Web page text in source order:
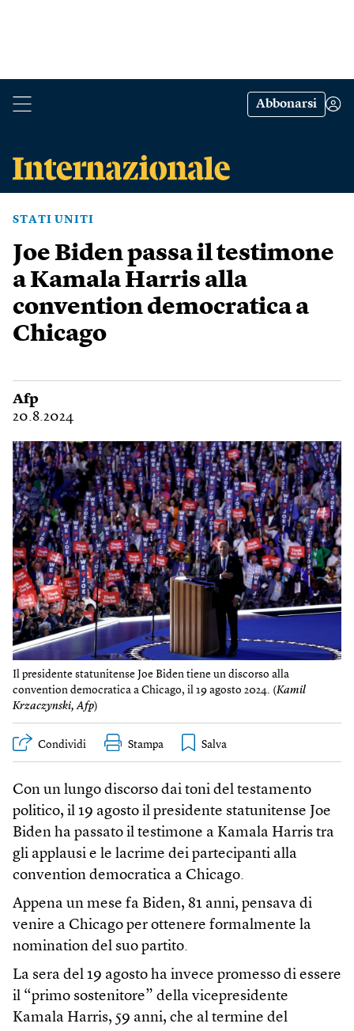
Abbonarsi
STATI UNITI
Joe Biden passa il testimone
a Kamala Harris alla
convention democratica a
Chicago
Afp
20.8.2024
Il presidente statunitense Joe Biden tiene un discorso alla
convention democratica a Chicago, il 19 agosto 2024. (Kamil
Krzaczynski, Afp)
Condividi Stampa
Con un lungo discorso dai toni del testamento
politico, il 19 agosto il presidente statunitense Joe
Biden ha passato il testimone a Kamala Harris tra
gli applausi e le lacrime dei partecipanti alla
convention democratica a Chicago.
Appena un mese fa Biden, 81 anni, pensava di
venire a Chicago per ottenere formalmente la
nomination del suo partito.
La sera del 19 agosto ha invece promesso di essere
il “primo sostenitore” della vicepresidente
Kamala Harris, 59 anni, che al termine del